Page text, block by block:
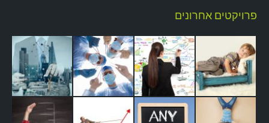
פרויקטים אחרונים